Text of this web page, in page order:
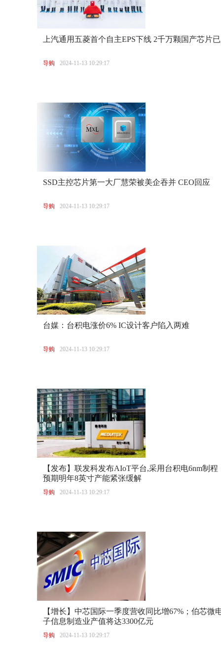
上汽通用五菱首个自主EPS下线 2千万颗国产芯片
导购 2024-11-13 10:29:17
SSD主控芯片第一大厂慧荣被美企吞并 CEO回应
导购 2024-11-13 10:29:17
台媒：台积电涨价6% IC设计客户陷入两难
导购 2024-11-13 10:29:17
【发布】联发科发布AIoT平台,采用台积电6nm制
预期明年8英寸产能紧张缓解
导购 2024-11-13 10:29:17
【增长】中芯国际一季度营收同比增67%；伯芯
子信息制造业产值将达3300亿元
导购 2024-11-13 10:29:17